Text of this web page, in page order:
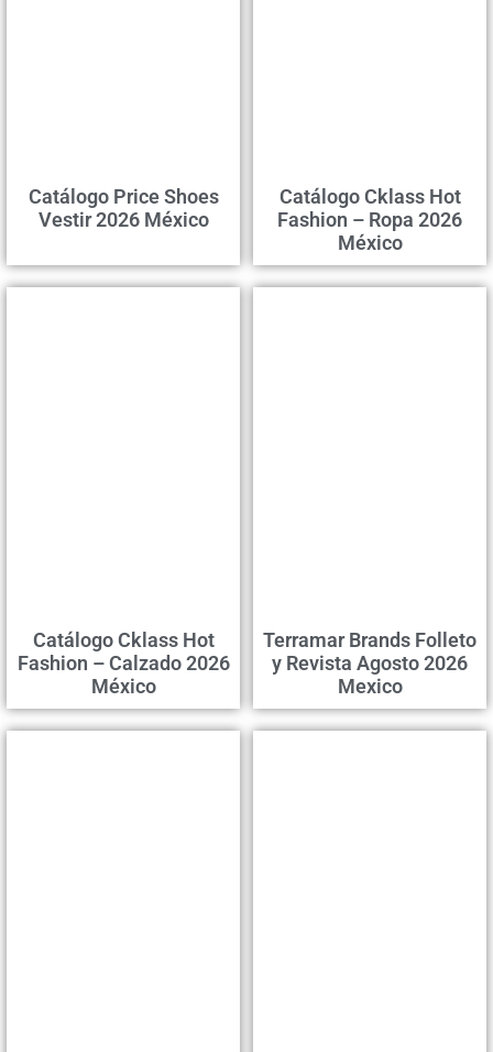
Catálogo Price Shoes
Vestir 2026 México
Catálogo Cklass Hot
Fashion – Ropa 2026
México
Catálogo Cklass Hot
Fashion – Calzado 2026
México
Terramar Brands Folleto
y Revista Agosto 2026
Mexico